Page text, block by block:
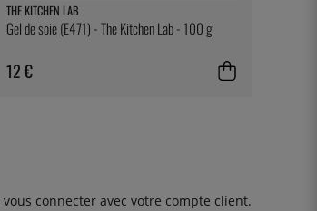
THE KITCHEN LAB
Gel de soie (E471) - The Kitchen Lab - 100 g
12 €
vous connecter avec votre compte client.